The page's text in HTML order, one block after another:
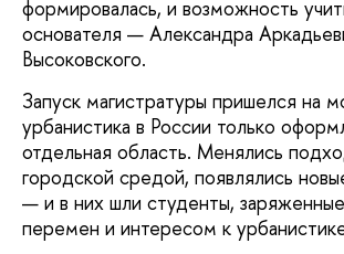
формировалась, и возможность
основателя — Александра
Высоковского.
Запуск магистратуры пришелся на
урбанистика в России только
отдельная область. Менялись
городской средой, появлялись
— и в них шли студенты,
перемен и интересом к